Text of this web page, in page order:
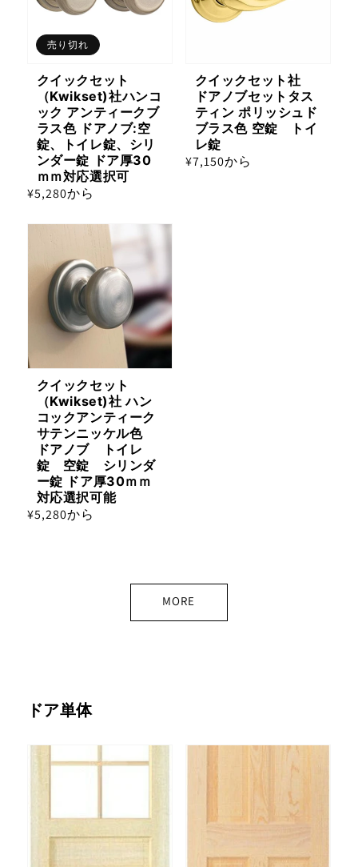
売り切れ
クイックセット
（Kwikset)社ハンコ
ック アンティークブ
ラス色 ドアノブ:空
錠、トイレ錠、シリ
ンダー錠 ドア厚30
ｍｍ対応選択可
通
¥5,280から
クイックセット社
ドアノブセットタス
ティン ポリッシュド
ブラス色 空錠 トイ
レ錠
通
¥7,150から
クイックセット
（Kwikset)社 ハン
コックアンティーク
サテンニッケル色
ドアノブ トイレ
錠 空錠 シリンダ
ー錠 ドア厚30ｍｍ
対応選択可能
通
¥5,280から
MORE
ドア単体